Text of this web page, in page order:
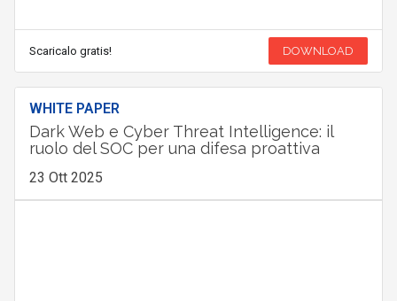
Scaricalo gratis! DOWNLOAD
WHITE PAPER
Dark Web e Cyber Threat Intelligence: il
ruolo del SOC per una difesa proattiva
23 Ott 2025